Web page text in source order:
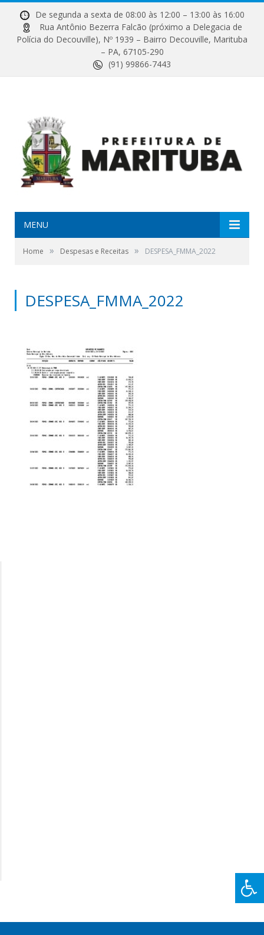
De segunda a sexta de 08:00 às 12:00 – 13:00 às 16:00
Rua Antônio Bezerra Falcão (próximo a Delegacia de
Polícia do Decouville), Nº 1939 – Bairro Decouville, Marituba
– PA, 67105-290
(91) 99866-7443
MENU
Home » Despesas e Receitas » DESPESA_FMMA_2022
DESPESA_FMMA_2022